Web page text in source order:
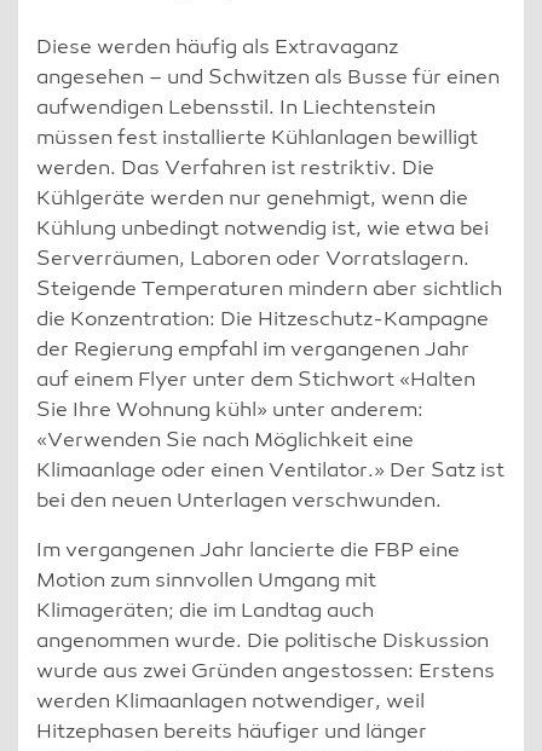
Diese werden häufig als Extravaganz
angesehen – und Schwitzen als Busse für einen
aufwendigen Lebensstil. In Liechtenstein
müssen fest installierte Kühlanlagen bewilligt
werden. Das Verfahren ist restriktiv. Die
Kühlgeräte werden nur genehmigt, wenn die
Kühlung unbedingt notwendig ist, wie etwa bei
Serverräumen, Laboren oder Vorratslagern.
Steigende Temperaturen mindern aber sichtlich
die Konzentration: Die Hitzeschutz-Kampagne
der Regierung empfahl im vergangenen Jahr
auf einem Flyer unter dem Stichwort «Halten
Sie Ihre Wohnung kühl» unter anderem:
«Verwenden Sie nach Möglichkeit eine
Klimaanlage oder einen Ventilator.» Der Satz ist
bei den neuen Unterlagen verschwunden.
Im vergangenen Jahr lancierte die FBP eine
Motion zum sinnvollen Umgang mit
Klimageräten; die im Landtag auch
angenommen wurde. Die politische Diskussion
wurde aus zwei Gründen angestossen: Erstens
werden Klimaanlagen notwendiger, weil
Hitzephasen bereits häufiger und länger